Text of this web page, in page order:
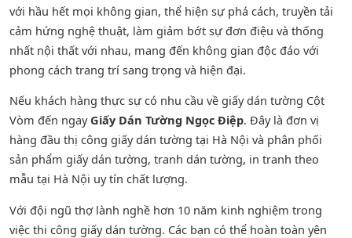
với hầu hết mọi không gian, thể hiện sự phá cách, truyền tải
cảm hứng nghệ thuật, làm giảm bớt sự đơn điệu và thống
nhất nội thất với nhau, mang đến không gian độc đáo với
phong cách trang trí sang trọng và hiện đại.
Nếu khách hàng thực sự có nhu cầu về giấy dán tường Cột
Vòm đến ngayGiấy Dán Tường Ngọc Điệp. Đây là đơn vị
hàng đầu thị công giấy dán tường tại Hà Nội và phân phối
sản phẩm giấy dán tường, tranh dán tường, in tranh theo
mẫu tại Hà Nội uy tín chất lượng.
Với đội ngũ thợ lành nghề hơn 10 năm kinh nghiệm trong
việc thi công giấy dán tường. Các bạn có thể hoàn toàn yên